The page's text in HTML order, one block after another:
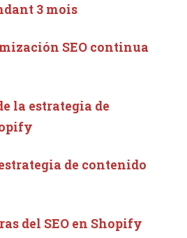
3 mois
SEO continua
la estrategia de
de contenido
del SEO en Shopify